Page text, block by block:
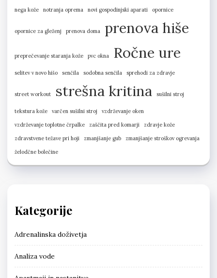
nega kože
notranja oprema novi gospodinjski aparati opornice
opornice za gleženj prenova doma prenova hiše
preprečevanje staranja kože pvc okna Ročne ure
selitev v novo hišo senčila sodobna senčila sprehodi za zdravje
street workout strešna kritina sušilni stroj
tekstura kože varčen sušilni stroj
vzdrževanje oken
vzdrževanje toplotne črpalke
zaščita pred komarji
zdravje kože
zdravstvene težave pri hoji
zmanjšanje gub
zmanjšanje stroškov ogrevanja
želodčne bolečine
Kategorije
Adrenalinska doživetja
Analiza vode